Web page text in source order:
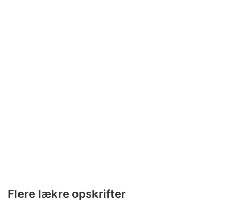
Flere lækre opskrifter